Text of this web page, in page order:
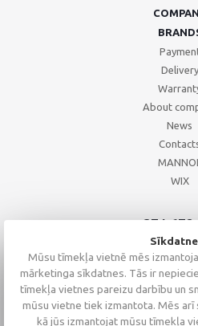
Delivery
About
News
MANNOL
WIX
+371
+371
+371
Mūsu tīmekļa vietnē mēs
mārketinga sīkdatnes. Tās ir
tīmekļa vietnes pareizu darbību un
mūsu vietne tiek izmantota. Mēs arī
kā jūs izmantojat mūsu tīmekļa